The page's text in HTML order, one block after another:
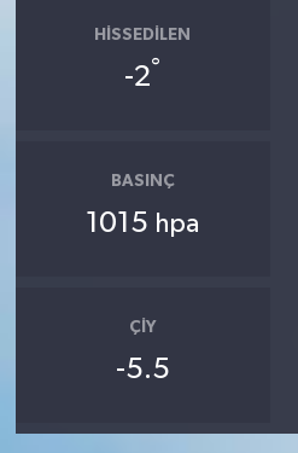
HISSEDILEN
-2°
BASINÇ
1015 hpa
ÇIY
-5.5